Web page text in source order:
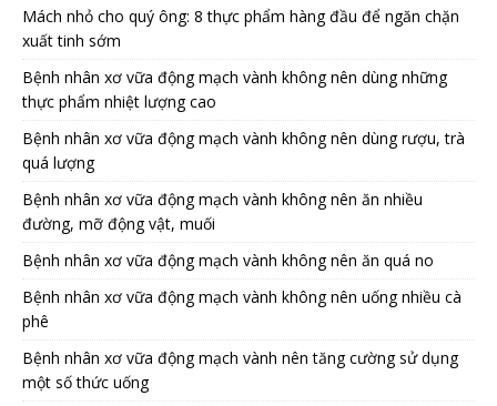
Mách nhỏ cho quý ông: 8 thực phẩm hàng đầu để ngăn chặn
xuất tinh sớm
Bệnh nhân xơ vữa động mạch vành không nên dùng những
thực phẩm nhiệt lượng cao
Bệnh nhân xơ vữa động mạch vành không nên dùng rượu, trà
quá lượng
Bệnh nhân xơ vữa động mạch vành không nên ăn nhiều
đường, mỡ động vật, muối
Bệnh nhân xơ vữa động mạch vành không nên ăn quá no
Bệnh nhân xơ vữa động mạch vành không nên uống nhiều cà
phê
Bệnh nhân xơ vữa động mạch vành nên tăng cường sử dụng
một số thức uống